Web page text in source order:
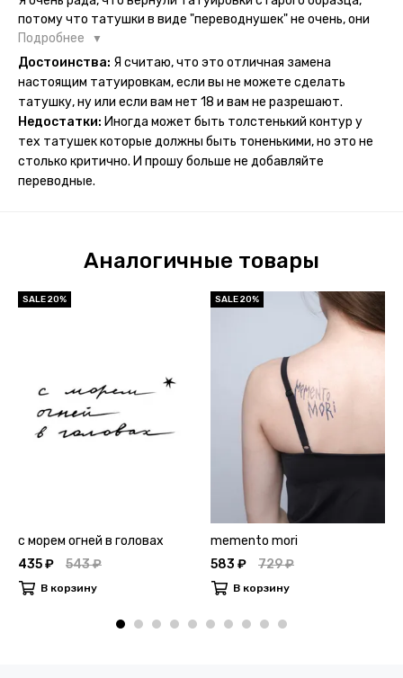
потому что татушки в виде "переводнушек" не очень, они
просто не "усиживались", не те темнели, а после душа
вообще слазили, вот недавно сделала фризби дог и он
через сутки проявился и все ещё держится!! ну а 4 звезды
потому что у меня ещё очень много переводных
татуировок(
Подробнее
Достоинства: Я считаю, что это отличная замена
настоящим татуировкам, если вы не можете сделать
татушку, ну или если вам нет 18 и вам не разрешают.
Недостатки: Иногда может быть толстенький контур у
тех татушек которые должны быть тоненькими, но это не
столько критично. И прошу больше не добавляйте
переводные.
Аналогичные товары
SALE 20%
с морем огней в головах
435 ₽
543 ₽
В корзину
SALE 20%
memento mori
583 ₽
729 ₽
В корзину